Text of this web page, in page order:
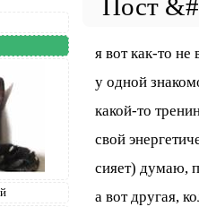
я вот как-то не
у одной
какой-то
свой
сияет) думаю,
а вот другая,